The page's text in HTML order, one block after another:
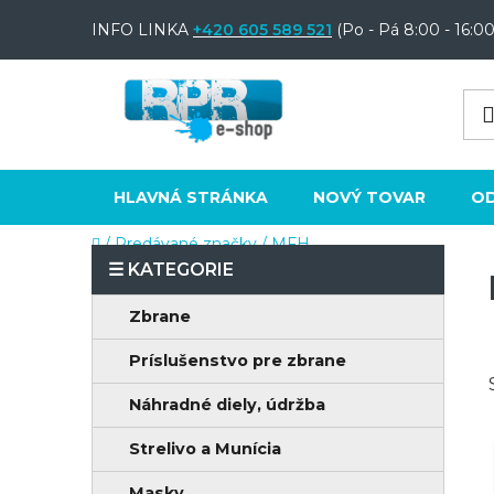
INFO LINKA +420 605 589 521 (Po - Pá 8:00 -
HLAVNÁ STRÁNKA NOVÝ TOVAR
Domov
/ Predávané značky / MFH
B
o
p
a
Preskočiť
kategórie
a
g
r
Zbrane
Príslušenstvo pre zbrane
Náhradné diely, údržba
Strelivo a Munícia